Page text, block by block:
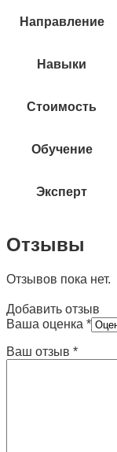
Направление
Навыки
Стоимость
Обучение
Эксперт
Отзывы
Отзывов пока нет.
Добавить отзыв
Ваша оценка *
Ваш отзыв *